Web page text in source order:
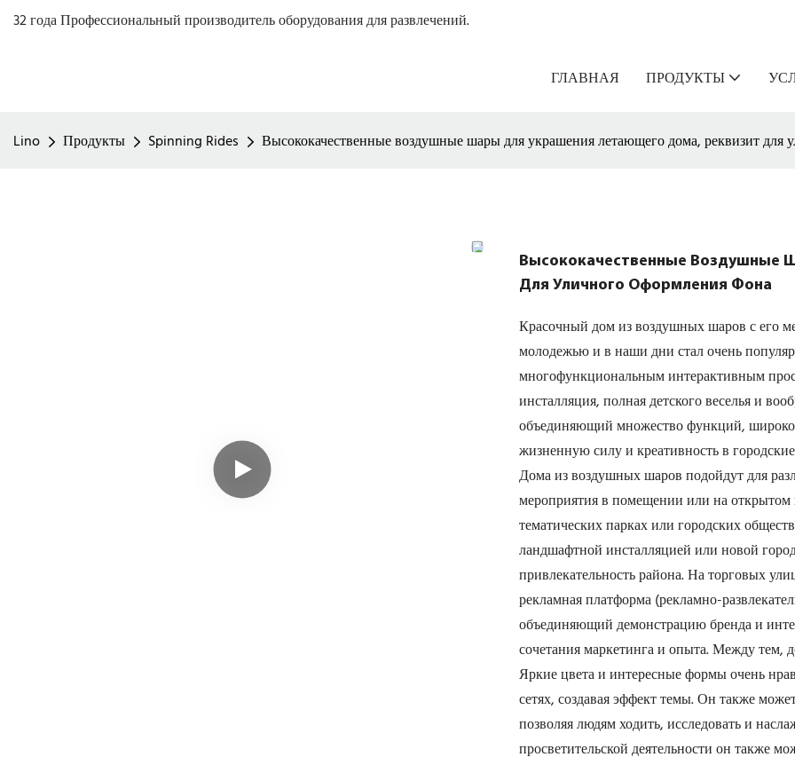
32 года Профессиональный производитель оборудования для развлечений.
ГЛАВНАЯ ПРОДУКТЫ
Lino Продукты Spinning Rides Высококачественные воздушные шары для украшения летающего дома, реквизит для
Высококачественные Воздушные
Для Уличного Оформления Фона
Красочный дом из воздушных шаров с его
молодежью и в наши дни стал очень
многофункциональным интерактивным
инсталляция, полная детского веселья и
объединяющий множество функций,
жизненную силу и креативность в
Дома из воздушных шаров подойдут для
мероприятия в помещении или на
тематических парках или городских
ландшафтной инсталляцией или новой
привлекательность района. На торговых
рекламная платформа (рекламно-
объединяющий демонстрацию бренда и
сочетания маркетинга и опыта. Между
Яркие цвета и интересные формы очень
сетях, создавая эффект темы. Он также
позволяя людям ходить, исследовать и
просветительской деятельности он также